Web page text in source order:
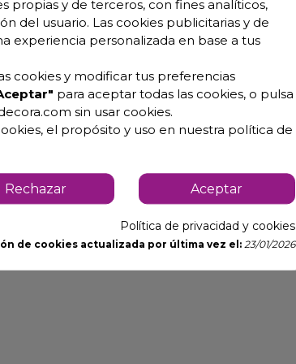
y burlete magnético
propias y de terceros, con fines analíticos,
del usuario. Las cookies publicitarias y de
experiencia personalizada en base a tus
cookies y modificar tus preferencias
para aceptar todas las cookies, o pulsa
sin usar cookies.
el propósito y uso en nuestra política de
Rechazar Aceptar
Política de privacidad y cookies
de cookies actualizada por última vez el: 23/01/2026